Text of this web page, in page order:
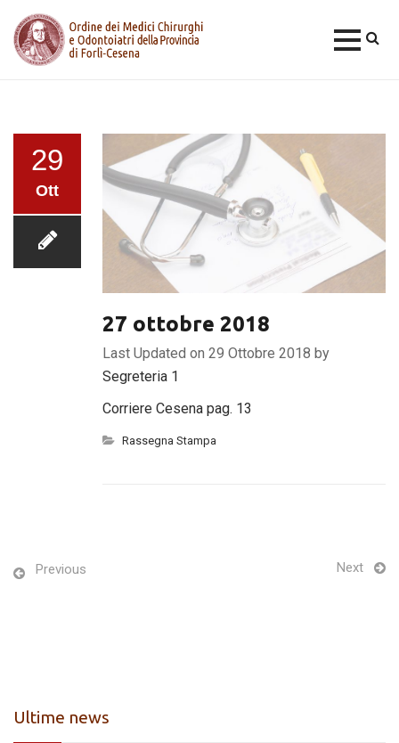
content
29
Ott
27 ottobre 2018
Last Updated on 29 Ottobre 2018 by
Segreteria 1
Corriere Cesena pag. 13
Rassegna Stampa
Previous Next
Ultime news